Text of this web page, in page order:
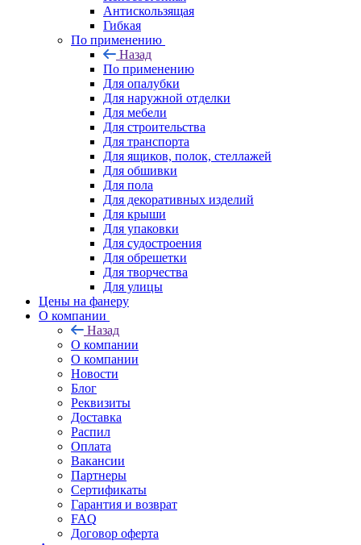
Антискользящая
Гибкая
По применению
Назад
По применению
Для опалубки
Для наружной отделки
Для мебели
Для строительства
Для транспорта
Для ящиков, полок, стеллажей
Для обшивки
Для пола
Для декоративных изделий
Для крыши
Для упаковки
Для судостроения
Для обрешетки
Для творчества
Для улицы
Цены на фанеру
О компании
Назад
О компании
О компании
Новости
Блог
Реквизиты
Доставка
Распил
Оплата
Вакансии
Партнеры
Сертификаты
Гарантия и возврат
FAQ
Договор оферта